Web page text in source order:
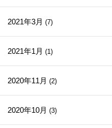
2021年3月 (7)
2021年1月 (1)
2020年11月 (2)
2020年10月 (3)